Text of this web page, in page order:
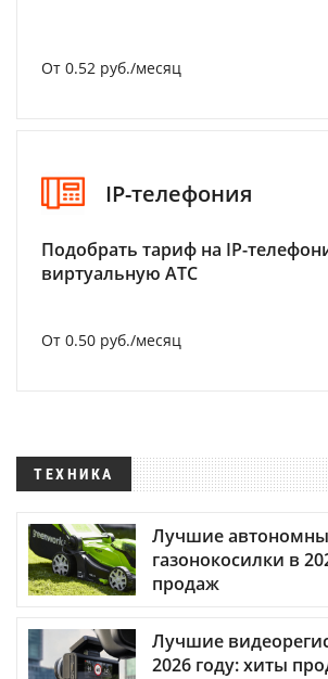
От 0.52 руб./месяц
IP-телефония
Подобрать тариф на IP-
виртуальную АТС
От 0.50 руб./месяц
ТЕХНИКА
Лучшие
газонокосилки в
продаж
Лучшие
2026 году: хиты